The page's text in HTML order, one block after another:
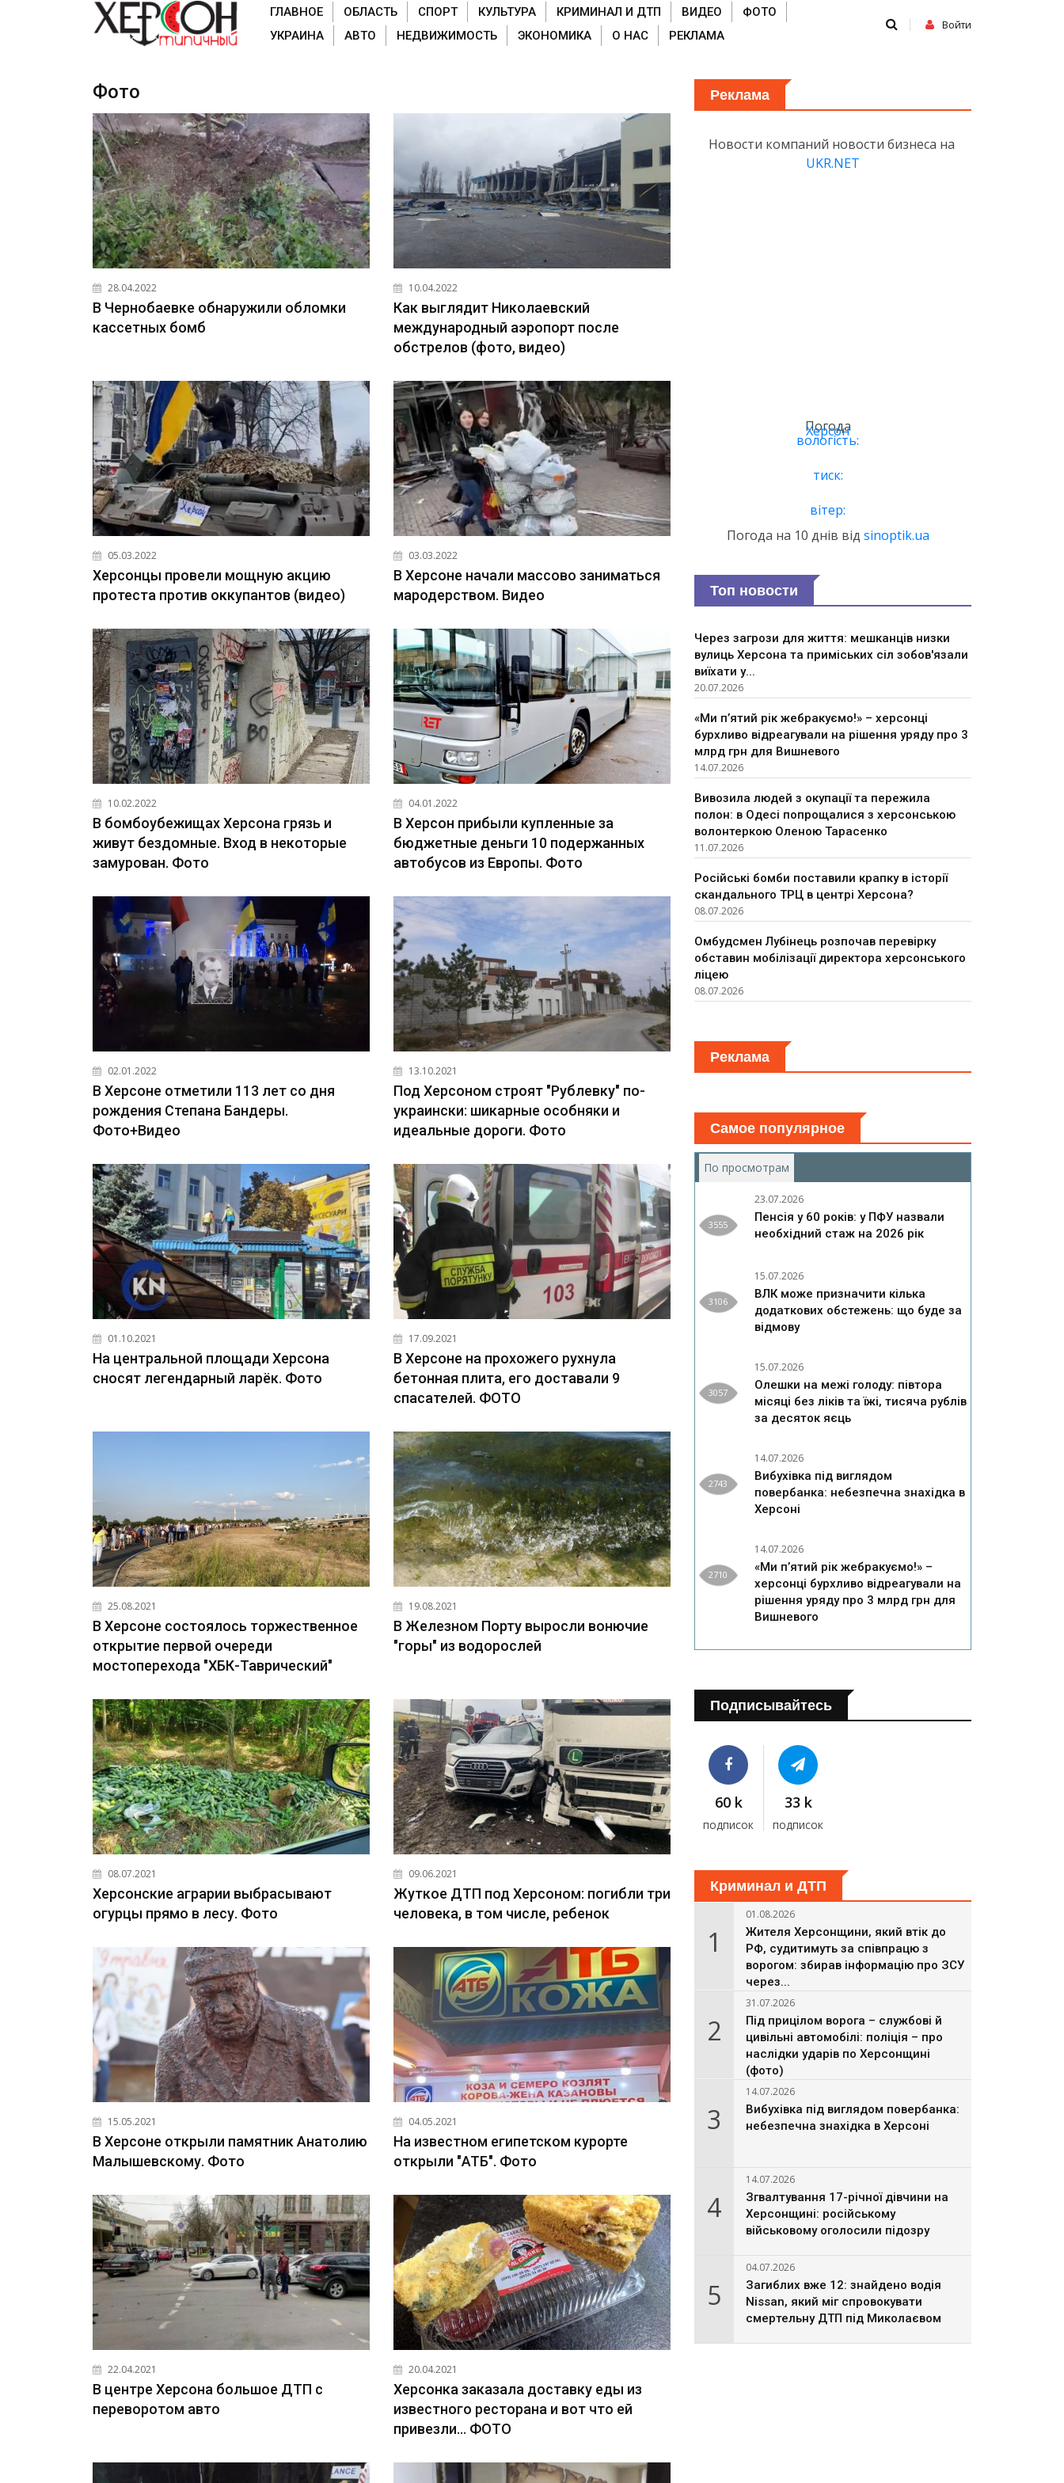
ГЛАВНОЕ ОБЛАСТЬ СПОРТ КУЛЬТУРА КРИМИНАЛ И ДТП ВИДЕО
ФОТО
УКРАИНА
АВТО НЕДВИЖИМОСТЬ ЭКОНОМИКА О НАС РЕКЛАМА
Войти
Фото
28.04.2022
В Чернобаевке обнаружили обломки
кассетных бомб
10.04.2022
Как выглядит Николаевский
международный аэропорт после
обстрелов (фото, видео)
05.03.2022
Херсонцы провели мощную акцию
протеста против оккупантов (видео)
03.03.2022
В Херсоне начали массово заниматься
мародерством. Видео
10.02.2022
В бомбоубежищах Херсона грязь и
живут бездомные. Вход в некоторые
замурован. Фото
04.01.2022
В Херсон прибыли купленные за
бюджетные деньги 10 подержанных
автобусов из Европы. Фото
02.01.2022
В Херсоне отметили 113 лет со дня
рождения Степана Бандеры.
Фото+Видео
13.10.2021
Под Херсоном строят "Рублевку" по-
украински: шикарные особняки и
идеальные дороги. Фото
01.10.2021
На центральной площади Херсона
сносят легендарный ларёк. Фото
17.09.2021
В Херсоне на прохожего рухнула
бетонная плита, его доставали 9
спасателей. ФОТО
25.08.2021
В Херсоне состоялось торжественное
открытие первой очереди
мостоперехода "ХБК-Таврический"
19.08.2021
В Железном Порту выросли вонючие
"горы" из водорослей
08.07.2021
Херсонские аграрии выбрасывают
огурцы прямо в лесу. Фото
09.06.2021
Жуткое ДТП под Херсоном: погибли три
человека, в том числе, ребенок
15.05.2021
В Херсоне открыли памятник Анатолию
Малышевскому. Фото
04.05.2021
На известном египетском курорте
открыли "АТБ". Фото
22.04.2021
В центре Херсона большое ДТП с
переворотом авто
20.04.2021
Херсонка заказала доставку еды из
известного ресторана и вот что ей
привезли... ФОТО
Реклама
Новости компаний новости бизнеса на
UKR.NET
Погода
Херсон
вологість:
тиск:
вітер:
Погода на 10 днів від sinoptik.ua
Топ новости
Через загрози для життя: мешканців низки
вулиць Херсона та приміських сіл зобов'язали
виїхати у...
20.07.2026
«Ми п’ятий рік жебракуємо!» – херсонці
бурхливо відреагували на рішення уряду про 3
млрд грн для Вишневого
14.07.2026
Вивозила людей з окупації та пережила
полон: в Одесі попрощалися з херсонською
волонтеркою Оленою Тарасенко
11.07.2026
Російські бомби поставили крапку в історії
скандального ТРЦ в центрі Херсона?
08.07.2026
Омбудсмен Лубінець розпочав перевірку
обставин мобілізації директора херсонського
ліцею
08.07.2026
Реклама
Самое популярное
По просмотрам
3555
23.07.2026
Пенсія у 60 років: у ПФУ назвали
необхідний стаж на 2026 рік
3106
15.07.2026
ВЛК може призначити кілька
додаткових обстежень: що буде за
відмову
3057
15.07.2026
Олешки на межі голоду: півтора
місяці без ліків та їжі, тисяча рублів
за десяток яєць
2743
14.07.2026
Вибухівка під виглядом
повербанка: небезпечна знахідка в
Херсоні
2710
14.07.2026
«Ми п’ятий рік жебракуємо!» –
херсонці бурхливо відреагували на
рішення уряду про 3 млрд грн для
Вишневого
Подписывайтесь
60 k
подписок
33 k
подписок
Криминал и ДТП
1
01.08.2026
Жителя Херсонщини, який втік до
РФ, судитимуть за співпрацю з
ворогом: збирав інформацію про ЗСУ
через...
2
31.07.2026
Під прицілом ворога – службові й
цивільні автомобілі: поліція – про
наслідки ударів по Херсонщині
(фото)
3
14.07.2026
Вибухівка під виглядом повербанка:
небезпечна знахідка в Херсоні
4
14.07.2026
Згвалтування 17-річної дівчини на
Херсонщині: російському
військовому оголосили підозру
5
04.07.2026
Загиблих вже 12: знайдено водія
Nissan, який міг спровокувати
смертельну ДТП під Миколаєвом